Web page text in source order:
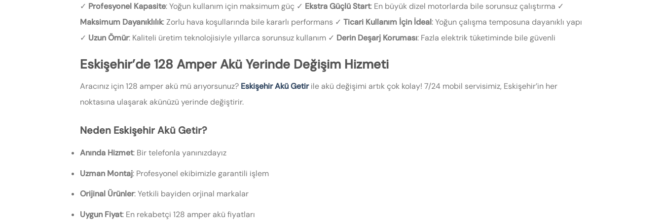
✓ Profesyonel Kapasite: Yoğun kullanım için maksimum güç ✓ Ekstra Güçlü Start: En büyük dizel motorlarda bile sorunsuz çalıştırma ✓
Maksimum Dayanıklılık: Zorlu hava koşullarında bile kararlı performans ✓ Ticari Kullanım İçin İdeal: Yoğun çalışma temposuna dayanıklı yapı
✓ Uzun Ömür: Kaliteli üretim teknolojisiyle yıllarca sorunsuz kullanım ✓ Derin Deşarj Koruması: Fazla elektrik tüketiminde bile güvenli
Eskişehir’de 128 Amper Akü Yerinde Değişim Hizmeti
Aracınız için 128 amper akü mü arıyorsunuz? Eskişehir Akü Getirile akü değişimi artık çok kolay! 7/24 mobil servisimiz, Eskişehir’in her
noktasına ulaşarak akünüzü yerinde değiştirir.
Neden Eskişehir Akü Getir?
Anında Hizmet: Bir telefonla yanınızdayız
Uzman Montaj: Profesyonel ekibimizle garantili işlem
Orijinal Ürünler: Yetkili bayiden orjinal markalar
Uygun Fiyat: En rekabetçi 128 amper akü fiyatları